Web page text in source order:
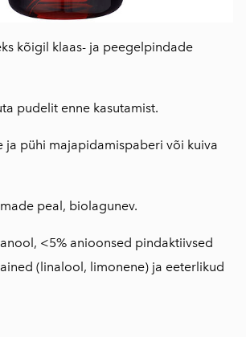
kõigil klaas- ja peegelpindade
pudelit enne kasutamist.
ja pühi majapidamispaberi või kuiva
peal, biolagunev.
<5% anioonsed pindaktiivsed
(linalool, limonene) ja eeterlikud